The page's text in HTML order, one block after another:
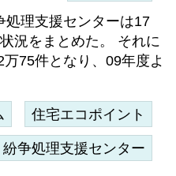
処理支援センターは17
況をまとめた。 それに
75件となり、09年度よ
住宅エコポイント
争処理支援センター